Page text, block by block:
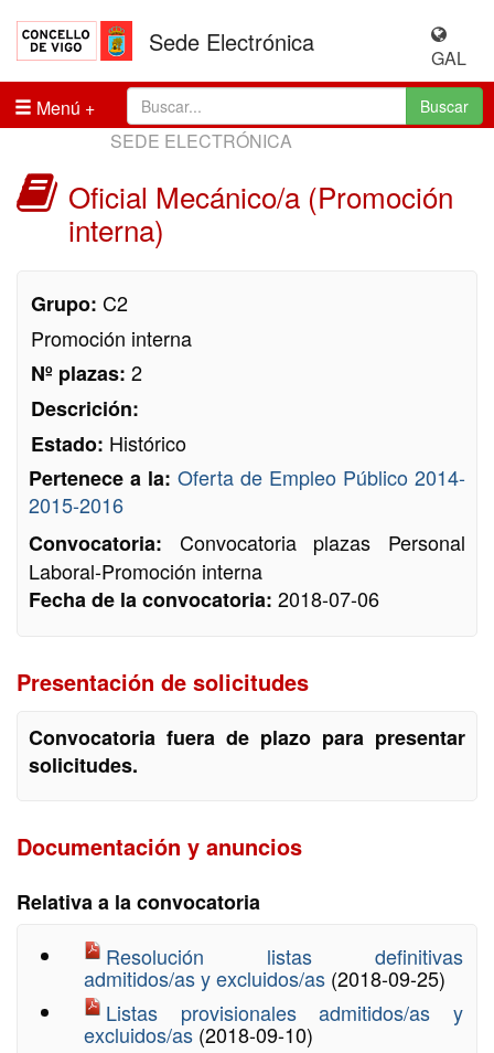
Sede Electrónica
GAL
Menú
Buscar
SEDE ELECTRÓNICA
Oficial Mecánico/a (Promoción
interna)
Grupo: C2
Promoción interna
Nº plazas: 2
Descrición:
Estado: Histórico
Pertenece a la: Oferta de Empleo Público 2014-
2015-2016
Convocatoria: Convocatoria plazas Personal
Laboral-Promoción interna
Fecha de la convocatoria: 2018-07-06
Presentación de solicitudes
Convocatoria fuera de plazo para presentar
solicitudes.
Documentación y anuncios
Relativa a la convocatoria
Resolución listas definitivas
admitidos/as y excluidos/as (2018-09-25)
Listas provisionales admitidos/as y
excluidos/as (2018-09-10)